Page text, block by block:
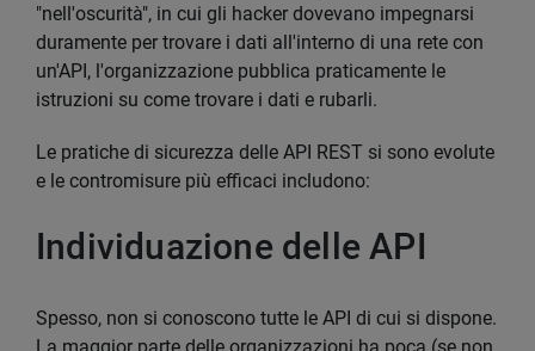
"nell'oscurità", in cui gli hacker dovevano impegnarsi
duramente per trovare i dati all'interno di una rete con
un'API, l'organizzazione pubblica praticamente le
istruzioni su come trovare i dati e rubarli.
Le pratiche di sicurezza delle API REST si sono evolute
e le contromisure più efficaci includono:
Individuazione delle API
Spesso, non si conoscono tutte le API di cui si dispone.
La maggior parte delle organizzazioni ha poca (se non